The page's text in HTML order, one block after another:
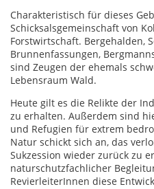
Charakteristisch für dieses
Schicksalsgemeinschaft von
Forstwirtschaft. Bergehalden,
Brunnenfassungen,
sind Zeugen der ehemals
Lebensraum Wald.
Heute gilt es die Relikte der
zu erhalten. Außerdem sind
und Refugien für extrem
Natur schickt sich an, das
Sukzession wieder zurück zu
naturschutzfachlicher
RevierleiterInnen diese